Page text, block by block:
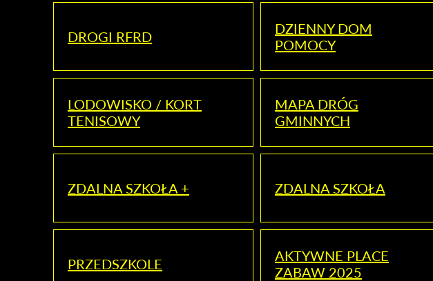
DROGI RFRD
DZIENNY DOM
POMOCY
LODOWISKO / KORT
TENISOWY
MAPA DRÓG
GMINNYCH
ZDALNA SZKOŁA + ZDALNA SZKOŁA
PRZEDSZKOLE
AKTYWNE PLACE
ZABAW 2025